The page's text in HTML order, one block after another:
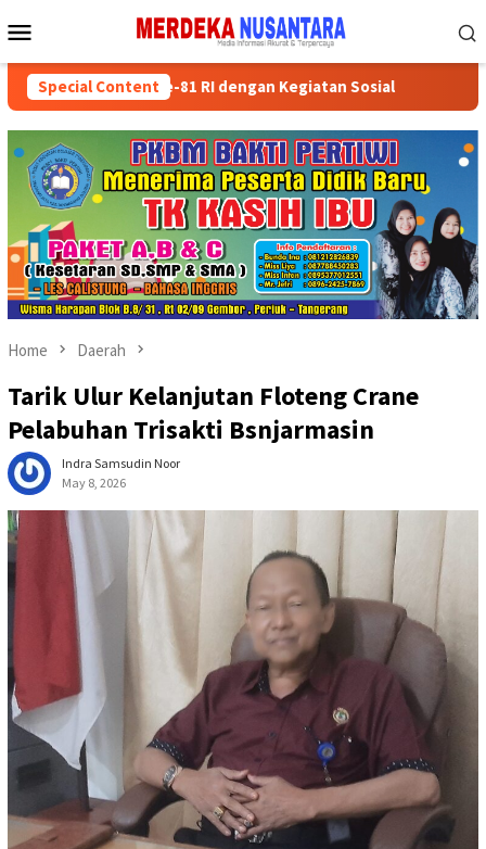
to
Menu
Special Content
HUT ke-81 RI dengan Kegiatan Sosial
Home Daerah
Tarik Ulur Kelanjutan Floteng Crane
Pelabuhan Trisakti Bsnjarmasin
Indra Samsudin Noor
May 8, 2026